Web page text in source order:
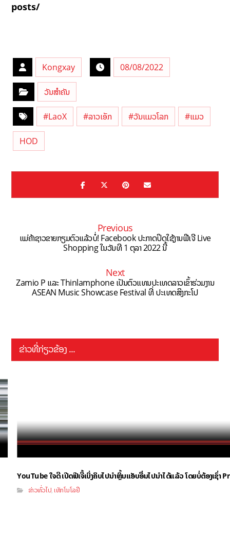
posts/
Kongxay 08/08/2022
ວັນສຳຄັນ
#LaoX #ລາວເອັກ #ວັນແມວໂລກ #ແມວ
HOD
Previous
ແມ່ຄ້າຊາວຂາຍກຽມຕົວແລ້ວບໍ່! Facebook ປະກາດປິດໃຊ້ງານຟີເຈີ Live
Shopping ໃນວັນທີ 1 ຕຸລາ 2022 ນີ້
Next
Zamio P ແລະ Thinlamphone ເປັນຕົວແທນປະເທດລາວເຂົ້າຮ່ວມງານ
ASEAN Music Showcase Festival ທີ່ ປະເທດສິງກະໂປ
ຂ່າວທີ່ກ່ຽວຂ້ອງ ...
YouTube ໃຈດີ ເປີດຟີເຈີ້ເບິ່ງຄິບໄປນຳຫຼິ້ນແອັບອື່ນໄປນຳໄດ້ແລ້ວ ໂດຍບໍ່ຕ້ອງເຊົ່າ
ຂ່າວທົ່ວໄປ,ເທັກໂນໂລຢີ